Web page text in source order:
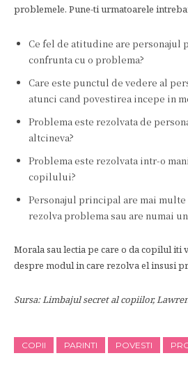
problemele. Pune-ti urmatoarele
Ce fel de atitudine are personajul
confrunta cu o problema?
Care este punctul de vedere al
atunci cand povestirea incepe in
Problema este rezolvata de
altcineva?
Problema este rezolvata intr-o
copilului?
Personajul principal are mai
rezolva problema sau are numai
Morala sau lectia pe care o da copilul
despre modul in care rezolva el insusi
Sursa: Limbajul secret al copiilor,
COPII PARINTI POVESTI